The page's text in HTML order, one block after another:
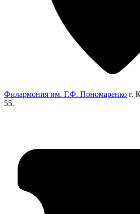
Филармония им. Г.Ф. Пономаренко г.
55.